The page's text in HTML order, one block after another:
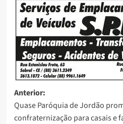
Anterior:
Quase Paróquia de Jordão
confraternização para casais e